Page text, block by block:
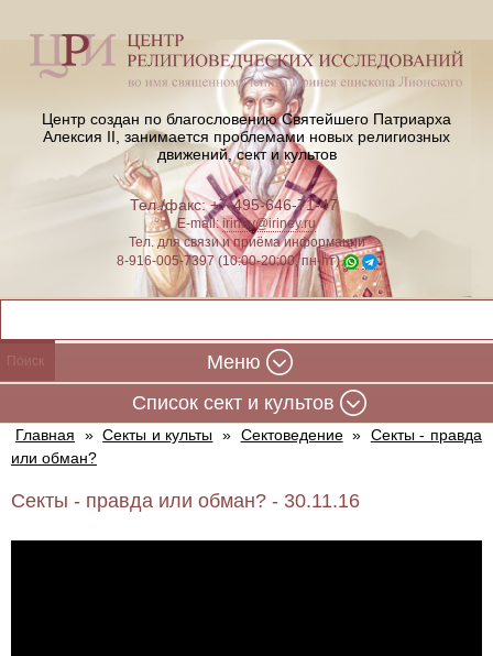
Центр создан по благословению Святейшего Патриарха
Алексия II, занимается проблемами новых религиозных
движений, сект и культов
Тел./факс: +7-495-646-71-47
E-mail:iriney@iriney.ru
Тел. для связи и приёма информации
8-916-005-7397 (10:00-20:00, пн-пт)
Меню
Cписок сект и культов
Главная » Секты и культы » Сектоведение » Секты - правда
или обман?
Секты - правда или обман? - 30.11.16